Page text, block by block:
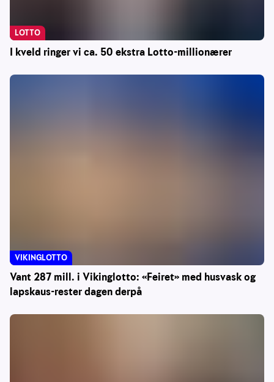
I kveld ringer vi ca. 50 ekstra Lotto-millionærer
LOTTO
Vant 287 mill. i Vikinglotto: «Feiret» med husvask og
lapskaus-rester dagen derpå
VIKINGLOTTO